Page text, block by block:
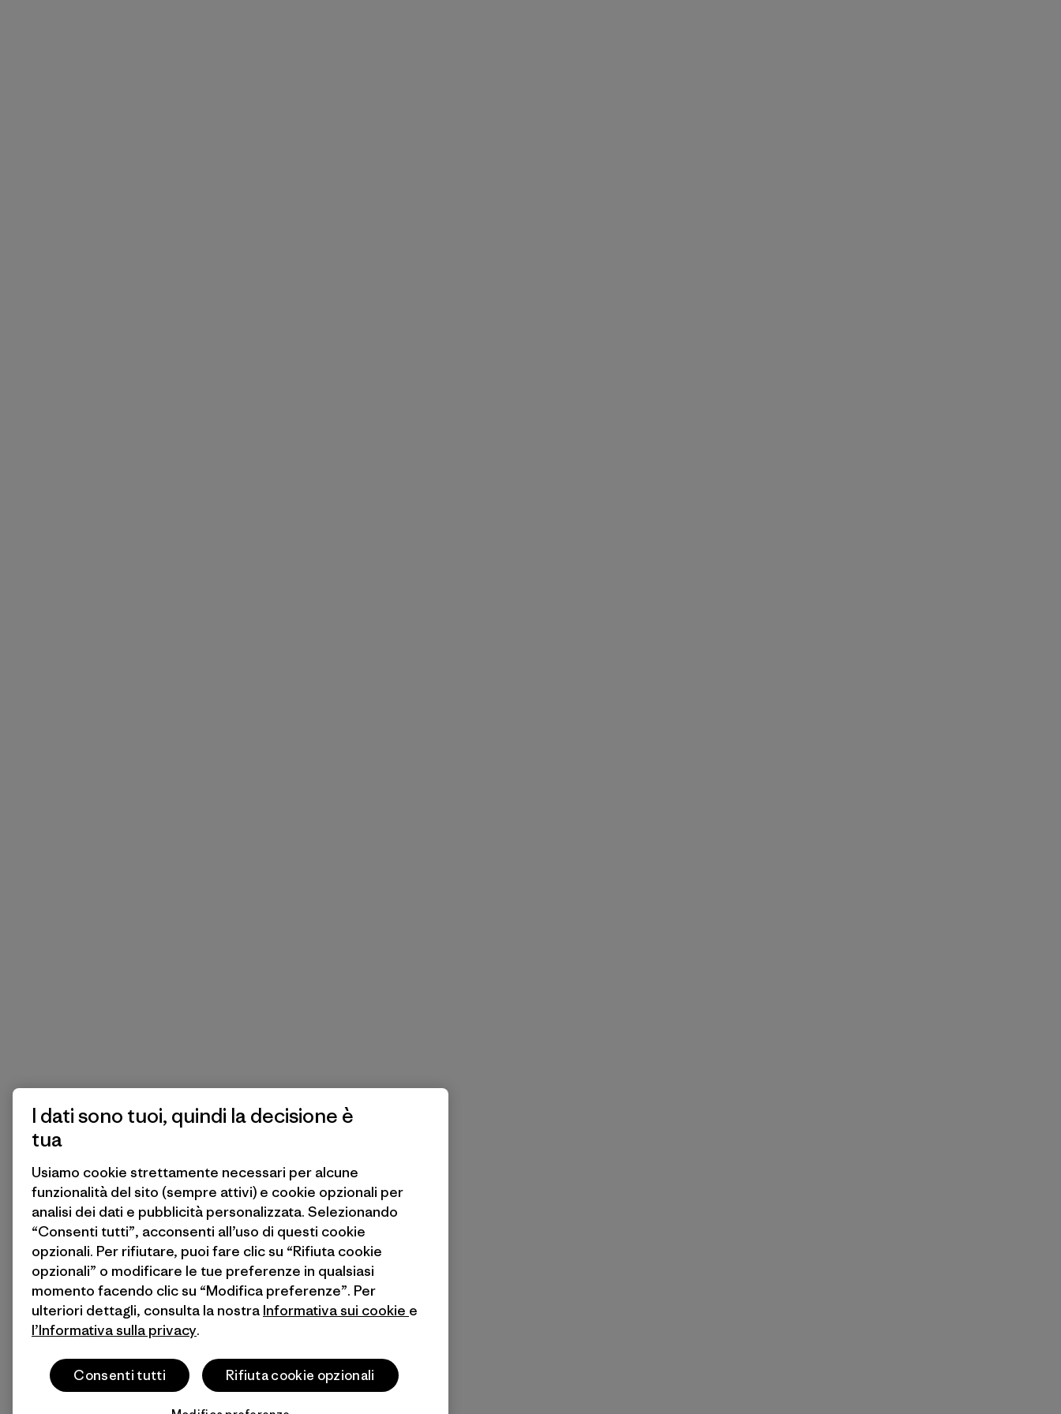
I dati sono tuoi, quindi la decisione è
tua
Usiamo cookie strettamente necessari per alcune
funzionalità del sito (sempre attivi) e cookie opzionali per
analisi dei dati e pubblicità personalizzata. Selezionando
“Consenti tutti”, acconsenti all’uso di questi cookie
opzionali. Per rifiutare, puoi fare clic su “Rifiuta cookie
opzionali” o modificare le tue preferenze in qualsiasi
momento facendo clic su “Modifica preferenze”. Per
ulteriori dettagli, consulta la nostra Informativa sui cookie e
l’Informativa sulla privacy.
Consenti tutti Rifiuta cookie opzionali